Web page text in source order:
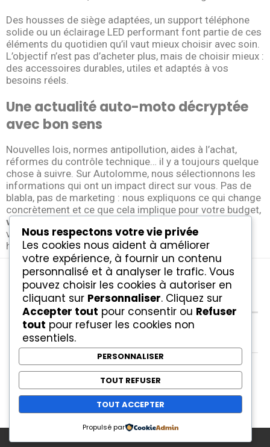
Des housses de siège adaptées, un support téléphone
solide ou un éclairage LED performant font partie de ces
éléments du quotidien qu’il vaut mieux choisir avec soin.
L’objectif n’est pas d’acheter plus, mais de choisir mieux :
des accessoires durables, utiles et adaptés à vos
besoins réels.
Une actualité auto-moto décryptée
avec bon sens
Nouvelles lois, normes antipollution, aides à l’achat,
réformes du contrôle technique… il y a toujours quelque
chose à suivre. Sur Autolomme, nous sélectionnons les
informations qui ont un impact direct sur vous. Pas de
blabla, pas de marketing : nous expliquons ce qui change
concrètement et ce que cela implique pour votre budget,
vos habitudes ou vos démarches
vous permettre de rester à jour, sans y passer des
heures.
À PROPOS
Contact
Mentions légales
Nous respectons votre vie privée
Les cookies nous aident à améliorer
votre expérience, à fournir un contenu
personnalisé et à analyser le trafic. Vous
pouvez choisir les cookies à autoriser en
cliquant sur Personnaliser. Cliquez sur
Accepter tout pour consentir ou Refuser
tout pour refuser les cookies non
essentiels.
PERSONNALISER
TOUT REFUSER
TOUT ACCEPTER
Propulsé par